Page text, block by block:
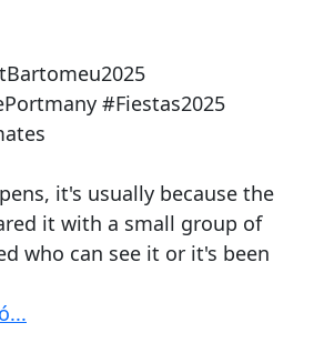
#Fiestas2025
it's usually because the
it with a small group of
who can see it or it's been